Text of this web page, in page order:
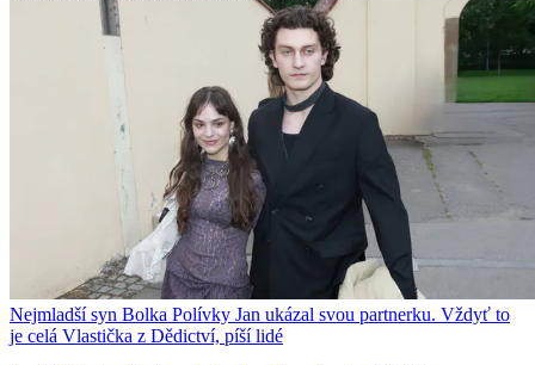
Nejmladší syn Bolka Polívky Jan ukázal svou partnerku. Vždyť to
je celá Vlastička z Dědictví, píší lidé